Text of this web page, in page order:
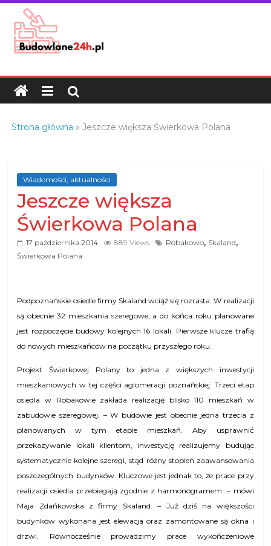
Skip
content
Budowlane24h.pl
portal
budowlany
branży
budowlanej
Strona główna »Jeszcze większa Świerkowa Polana
Wiadomości, aktualności
Jeszcze większa
Świerkowa Polana
17 października 2014 889 Views Robakowo, Skaland,
Świerkowa Polana
Podpoznańskie osiedle firmy Skaland wciąż się rozrasta. W realizacji
są obecnie 32 mieszkania szeregowe, a do końca roku planowane
jest rozpoczęcie budowy kolejnych 16 lokali. Pierwsze klucze trafią
do nowych mieszkańców na początku przyszłego roku.
Projekt Świerkowej Polany to jedna z większych inwestycji
mieszkaniowych w tej części aglomeracji poznańskiej. Trzeci etap
osiedla w Robakowie zakłada realizację blisko 110 mieszkań w
zabudowie szeregowej. – W budowie jest obecnie jedna trzecia z
planowanych w tym etapie mieszkań. Aby usprawnić
przekazywanie lokali klientom, inwestycję realizujemy budując
systematycznie kolejne szeregi, stąd różny stopień zaawansowania
poszczególnych budynków. Kluczowe jest jednak to, że prace przy
realizacji osiedla przebiegają zgodnie z harmonogramem. – mówi
Maja Zdańkowska z firmy Skaland. – Już dziś na większości
budynków wykonana jest elewacja oraz zamontowane są okna i
drzwi. Równocześnie prowadzimy prace wykończeniowe